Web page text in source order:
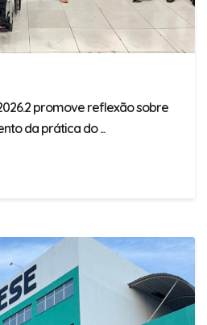
promove reflexão sobre
da prática do ...